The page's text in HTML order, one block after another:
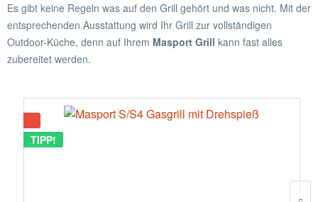
Es gibt keine Regeln was auf den Grill gehört und was nicht. Mit der
entsprechenden Ausstattung wird Ihr Grill zur vollständigen
Outdoor-Küche, denn auf Ihrem Masport Grill kann fast alles
zubereitet werden.
TIPP!